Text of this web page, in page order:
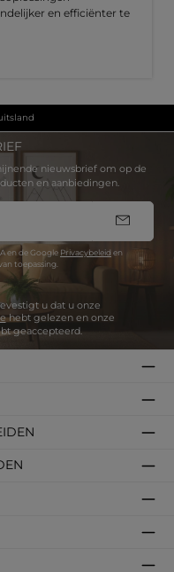
en efficiënter te
nieuwsbrief om op de
en aanbiedingen.
en de Google Privacybeleid en
toepassing.
geaccepteerd.